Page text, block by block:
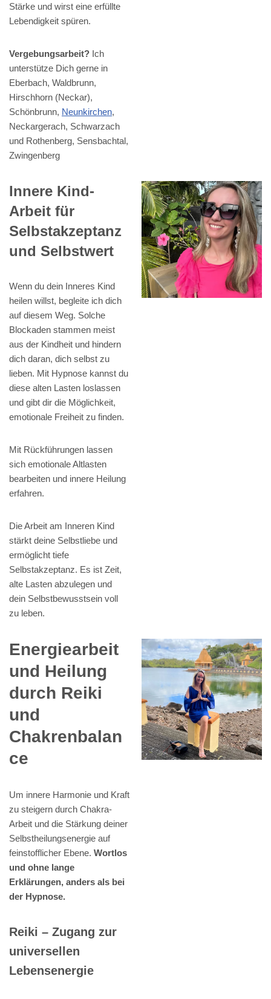
Stärke und wirst eine erfüllte
Lebendigkeit spüren.
Vergebungsarbeit? Ich
unterstütze Dich gerne in
Eberbach, Waldbrunn,
Hirschhorn (Neckar),
Schönbrunn, Neunkirchen,
Neckargerach, Schwarzach
und Rothenberg, Sensbachtal,
Zwingenberg
Innere Kind-
Arbeit für
Selbstakzeptanz
und Selbstwert
Wenn du dein Inneres Kind
heilen willst, begleite ich dich
auf diesem Weg. Solche
Blockaden stammen meist
aus der Kindheit und hindern
dich daran, dich selbst zu
lieben. Mit Hypnose kannst du
diese alten Lasten loslassen
und gibt dir die Möglichkeit,
emotionale Freiheit zu finden.
Mit Rückführungen lassen
sich emotionale Altlasten
bearbeiten und innere Heilung
erfahren.
Die Arbeit am Inneren Kind
stärkt deine Selbstliebe und
ermöglicht tiefe
Selbstakzeptanz. Es ist Zeit,
alte Lasten abzulegen und
dein Selbstbewusstsein voll
zu leben.
Energiearbeit
und Heilung
durch Reiki
und
Chakrenbalan
ce
Um innere Harmonie und Kraft
zu steigern durch Chakra-
Arbeit und die Stärkung deiner
Selbstheilungsenergie auf
feinstofflicher Ebene. Wortlos
und ohne lange
Erklärungen, anders als bei
der Hypnose.
Reiki – Zugang zur
universellen
Lebensenergie